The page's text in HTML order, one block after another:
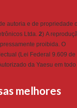
autoria e de propriedade
Ltda. 2) A
proibida. O
(Lei Federal 9.609 de
da Yaesu em todo
melhores